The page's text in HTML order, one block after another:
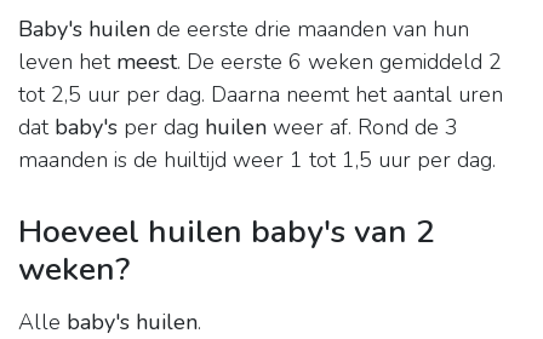
Baby's huilen de eerste drie maanden van hun
leven het meest. De eerste 6 weken gemiddeld 2
tot 2,5 uur per dag. Daarna neemt het aantal uren
dat baby's per dag huilen weer af. Rond de 3
maanden is de huiltijd weer 1 tot 1,5 uur per dag.
Hoeveel huilen baby's van 2
weken?
Alle baby's huilen.